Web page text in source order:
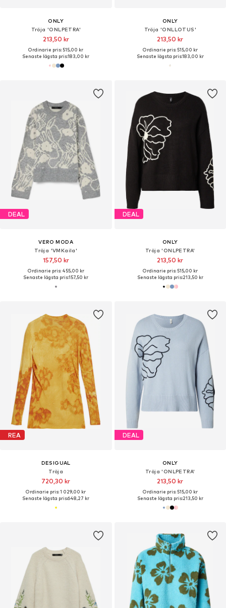
ONLY
Tröja 'ONLPETRA'
213,50 kr
Ordinarie pris: 515,00 kr
Senaste lägsta pris:183,00 kr
ONLY
Tröja 'ONLLOTUS'
213,50 kr
Ordinarie pris: 515,00 kr
Senaste lägsta pris:183,00 kr
DEAL
VERO MODA
Tröja 'VMKaila'
157,50 kr
Ordinarie pris: 455,00 kr
Senaste lägsta pris:157,50 kr
DEAL
ONLY
Tröja 'ONLPETRA'
213,50 kr
Ordinarie pris: 515,00 kr
Senaste lägsta pris:213,50 kr
REA
DESIGUAL
Tröja
720,30 kr
Ordinarie pris: 1 029,00 kr
Senaste lägsta pris:648,27 kr
DEAL
ONLY
Tröja 'ONLPETRA'
213,50 kr
Ordinarie pris: 515,00 kr
Senaste lägsta pris:213,50 kr